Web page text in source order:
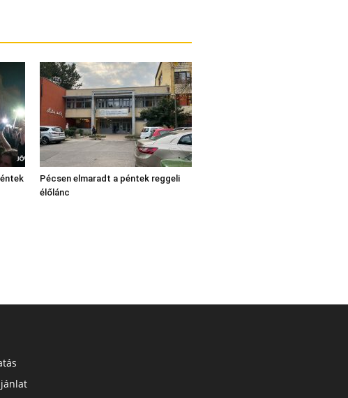
Pécsen elmaradt a péntek reggeli
élőlánc